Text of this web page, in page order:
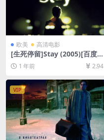
欧美 高清电影
[生死停留]Stay (2005)[百度
网盘+夸克网盘1080P超清未
删减资源][网盘在线播放/下
1 年前 2.94
VIP